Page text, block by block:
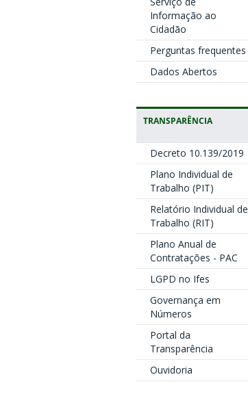
Informação ao
Cidadão
Perguntas frequentes
Dados Abertos
TRANSPARÊNCIA
Decreto 10.139/2019
Plano Individual de
Trabalho (PIT)
Relatório Individual de
Trabalho (RIT)
Plano Anual de
Contratações - PAC
LGPD no Ifes
Governança em
Números
Portal da
Transparência
Ouvidoria